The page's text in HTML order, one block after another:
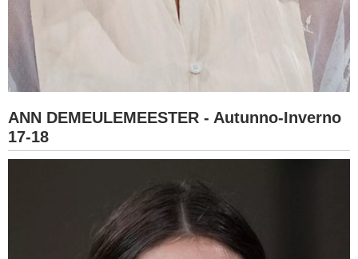
ANN DEMEULEMEESTER - Autunno-Inverno
17-18